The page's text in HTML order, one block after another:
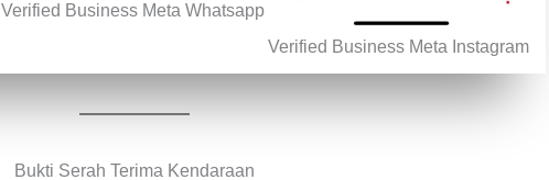
Verified Business Meta Whatsapp
Verified Business Meta Instagram
Bukti Serah Terima Kendaraan